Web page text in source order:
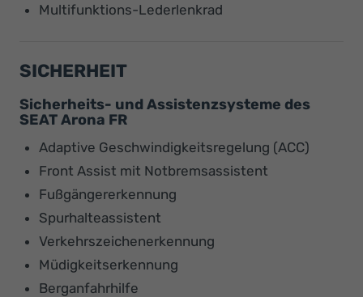
Multifunktions-Lederlenkrad
SICHERHEIT
Sicherheits- und Assistenzsysteme des
SEAT Arona FR
Adaptive Geschwindigkeitsregelung (ACC)
Front Assist mit Notbremsassistent
Fußgängererkennung
Spurhalteassistent
Verkehrszeichenerkennung
Müdigkeitserkennung
Berganfahrhilfe